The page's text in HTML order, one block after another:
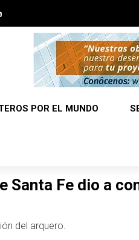
POR EL MUNDO
Santa Fe dio a
del arquero.